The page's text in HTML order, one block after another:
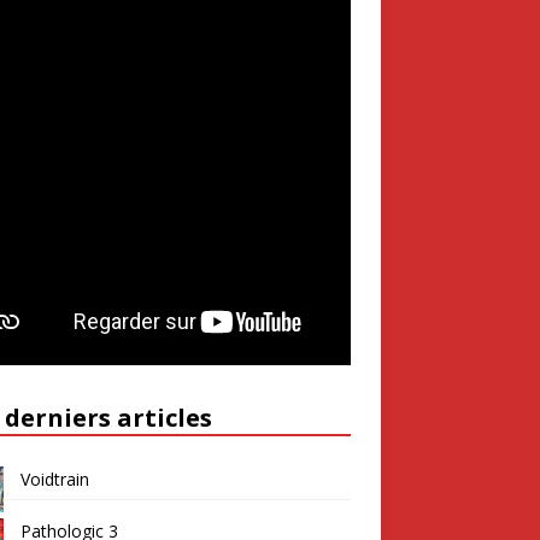
derniers articles
Voidtrain
Pathologic 3